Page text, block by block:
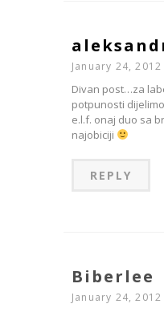
January 24, 2012
Divan post…za
potpunosti
e.l.f. onaj duo sa
najobiciji
REPLY
Biberlee
January 24, 2012